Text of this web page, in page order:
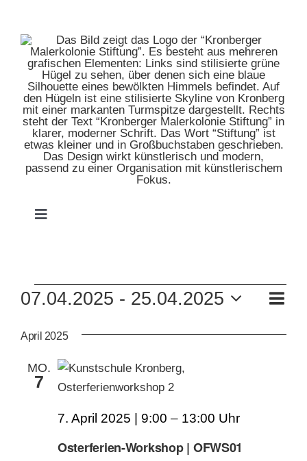
springen
Toggle
MUSEUM
KUNSTSCHULE
KRONBERGER MALERKOLONIE
SUCHE
NACH:
VERANSTALTUNGEN
Liste
07.04.2025 - 25.04.2025
wählen.
April 2025
MO.
7
Osterferien-Workshop | OFWS01
7. April 2025 | 9:00 – 13:00